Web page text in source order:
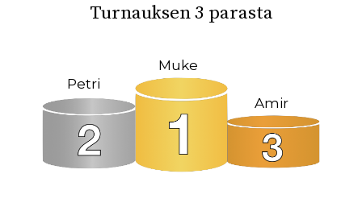
27.09.2025
22.09.2025
19.09.2025
11.09.2025
09.09.2025
31.08.2025
Turnauksen 3 parasta
Muke
Petri
Amir